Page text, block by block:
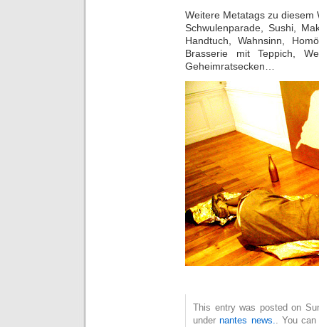
Weitere Metatags zu diesem
Schwulenparade, Sushi,
Handtuch, Wahnsinn,
Brasserie mit Teppich,
Geheimratsecken…
This entry was posted on
undernantes news.. You